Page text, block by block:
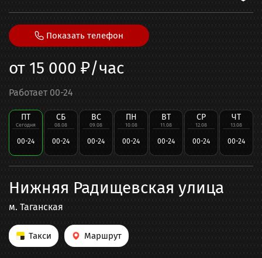
от 15 000 ₽/час
Показать телефон
Работает 00-24
ПТ
Сегодня
00-24
СБ
08.08
00-24
ВС
09.08
00-24
ПН
10.08
00-24
ВТ
11.08
00-24
СР
12.08
00-24
ЧТ
13.08
00-24
Нижняя Радищевская улица
м. Таганская
Такси Маршрут